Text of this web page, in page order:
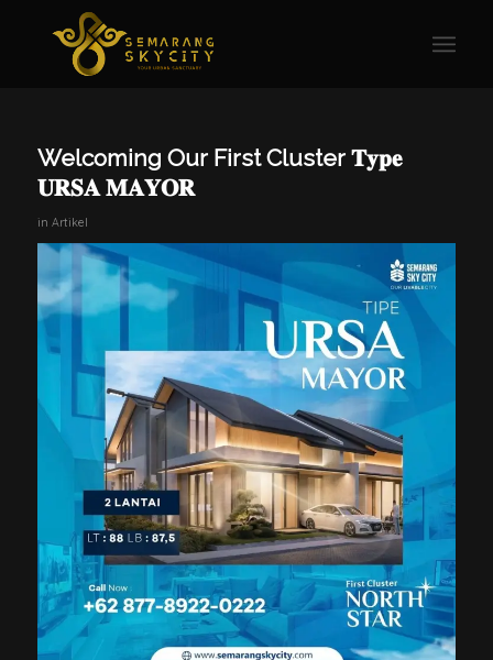
Welcoming Our First Cluster 𝐓𝐲𝐩𝐞
𝐔𝐑𝐒𝐀 𝐌𝐀𝐘𝐎𝐑
in Artikel